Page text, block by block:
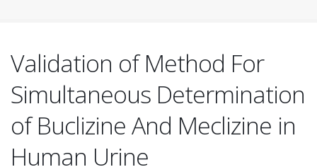
Validation of Method For
Simultaneous Determination
of Buclizine And Meclizine in
Human Urine